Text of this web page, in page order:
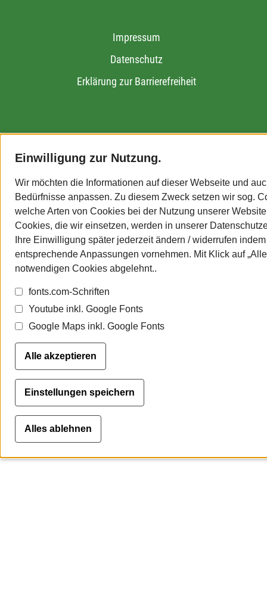
Impressum
Datenschutz
Erklärung zur Barrierefreiheit
Einwilligung zur Nutzung.
Wir möchten die Informationen auf dieser Webseite und
Bedürfnisse anpassen. Zu diesem Zweck setzen wir sog.
welche Arten von Cookies bei der Nutzung unserer
Cookies, die wir einsetzen, werden in unserer
Ihre Einwilligung später jederzeit ändern / widerrufen
entsprechende Anpassungen vornehmen. Mit Klick auf
notwendigen Cookies abgelehnt..
fonts.com-Schriften
Youtube inkl. Google Fonts
Google Maps inkl. Google Fonts
Alle akzeptieren
Einstellungen speichern
Alles ablehnen